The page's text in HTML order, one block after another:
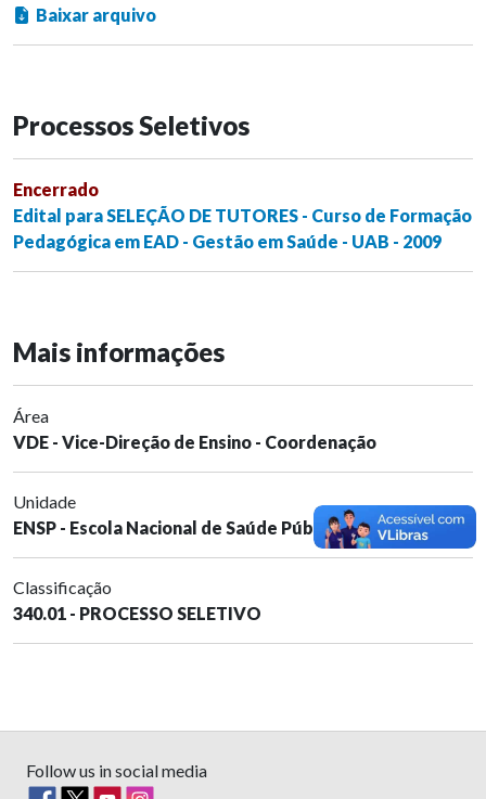
Baixar arquivo
Processos Seletivos
Encerrado
Edital para SELEÇÃO DE TUTORES - Curso de Formação
Pedagógica em EAD - Gestão em Saúde - UAB - 2009
Mais informações
Área
VDE - Vice-Direção de Ensino - Coordenação
Unidade
ENSP - Escola Nacional de Saúde Pública Sérgio Arouca
Classificação
340.01 - PROCESSO SELETIVO
Follow us in social media